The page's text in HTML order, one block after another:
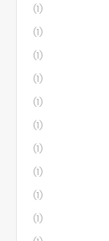
(1)
(1)
(1)
(1)
(1)
(1)
(1)
(1)
(1)
(1)